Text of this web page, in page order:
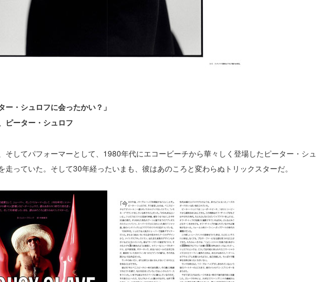
ー・シュロフに会ったかい？」
ピーター・シュロフ
そしてパフォーマーとして、1980年代にエコービーチから華々しく登場したピーター・シュ
走っていた。そして30年経ったいまも、彼はあのころと変わらぬトリックスターだ。